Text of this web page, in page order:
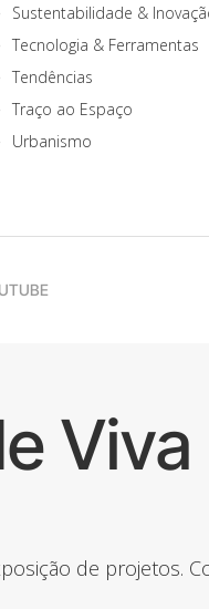
Sustentabilidade &
Tecnologia & Ferramentas
Tendências
Traço ao Espaço
Urbanismo
Viva
de projetos.